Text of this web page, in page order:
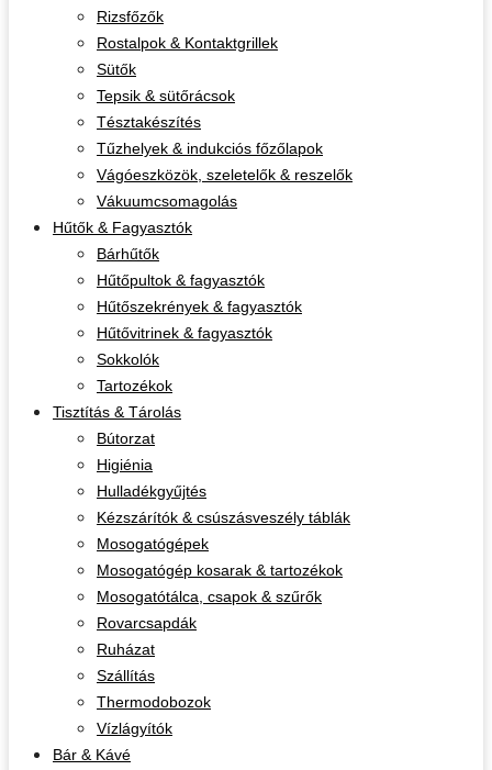
Rizsfőzők
Rostalpok & Kontaktgrillek
Sütők
Tepsik & sütőrácsok
Tésztakészítés
Tűzhelyek & indukciós főzőlapok
Vágóeszközök, szeletelők & reszelők
Vákuumcsomagolás
Hűtők & Fagyasztók
Bárhűtők
Hűtőpultok & fagyasztók
Hűtőszekrények & fagyasztók
Hűtővitrinek & fagyasztók
Sokkolók
Tartozékok
Tisztítás & Tárolás
Bútorzat
Higiénia
Hulladékgyűjtés
Kézszárítók & csúszásveszély táblák
Mosogatógépek
Mosogatógép kosarak & tartozékok
Mosogatótálca, csapok & szűrők
Rovarcsapdák
Ruházat
Szállítás
Thermodobozok
Vízlágyítók
Bár & Kávé